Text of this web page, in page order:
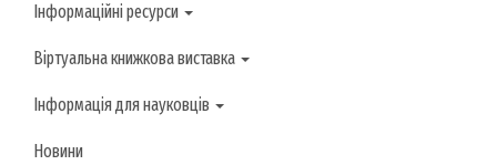
Інформаційні ресурси
Віртуальна книжкова виставка
Інформація для науковців
Новини